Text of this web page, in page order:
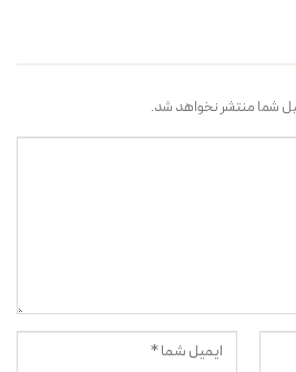
شما منتشر نخواهد شد.